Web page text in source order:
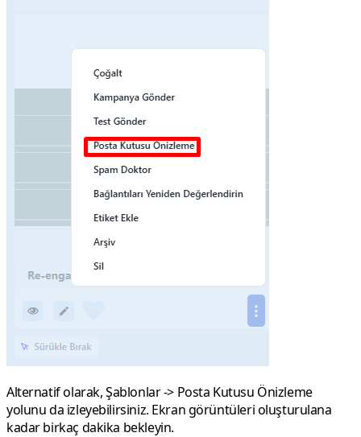
Alternatif olarak,Şablonlar-> Posta Kutusu Önizleme
yolunu da izleyebilirsiniz. Ekran görüntüleri oluşturulana
kadar birkaç dakika bekleyin.